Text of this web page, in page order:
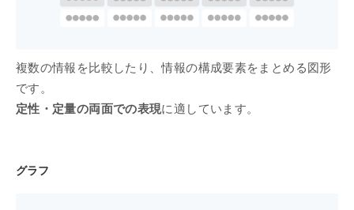
複数の情報を比較したり、情報の構成要素をまとめる図形
です。
定性・定量の両面での表現に適しています。
グラフ